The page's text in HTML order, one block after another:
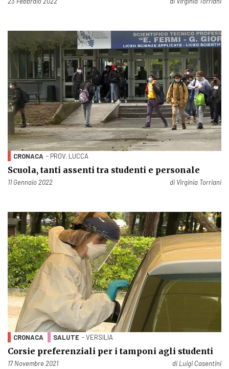
CRONACA - PROV. LUCCA
Scuola, tanti assenti tra studenti e personale
Pubblicato il
11 Gennaio 2022 di Virginia Torriani
CRONACA SALUTE - VERSILIA
Corsie preferenziali per i tamponi agli studenti
Pubblicato il
17 Novembre 2021 di Luigi Casentini